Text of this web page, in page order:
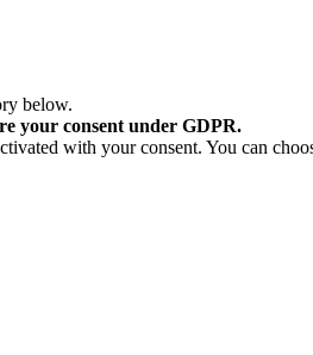
below.
your consent under GDPR.
with your consent. You can